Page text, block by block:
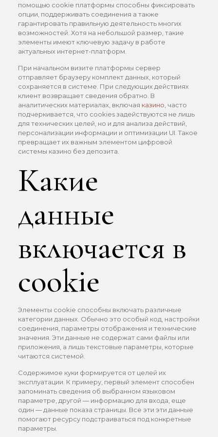
помощью cookie платформы способны фиксировать
опции, поддерживать соединения а также
гарантировать правильную деятельность многих
возможностей. Хотя на небольшой размер, такие
элементы имеют ключевую задачу в работе
актуальных интернет-платформ.
При начальном визите платформы сервер
отправляет браузеру комплект данных, который
сохраняется в системе. При следующих действиях
клиент возвращает сведения обратно. В
аналитических материалах, включая казино , часто
подчеркивается, что cookies задействуются не лишь
для технических целей, но и для анализа действий,
персонализации информации и оптимизации UI. Такое
превращает их важным элементом цифровой
системы казино без депозита.
Какие
данные
включается в
cookie
Элементы cookie способны включать различные
категории данных. Обычно это особый код, настройки
соединения, параметры отображения и технические
значения. Эти данные не содержат сами файлы или
приложения, а лишь текстовые параметры, которые
читаются системой.
Содержимое куки формируется от целей их
эксплуатации. К примеру, первый элемент способен
запоминать сведения об выбранном языковом
параметре, другой — информацию для входа, еще
один — данные показа страницы. Все эти эти данные
помогают ресурсу подстраиваться под конкретные
параметры.